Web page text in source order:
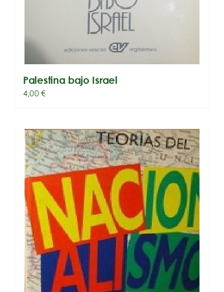
Palestina bajo Israel
4,00€